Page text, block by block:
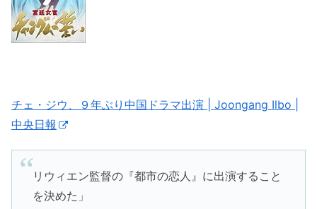
チェ・ジウ、９年ぶり中国ドラマ出演 | Joongang Ilbo |
中央日報
リウィエン監督の『都市の恋人』に出演すること
を決めた」